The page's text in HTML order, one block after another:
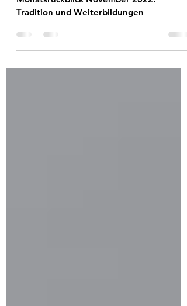
und Weiterbildungen
Tradition und Weiterbildungen